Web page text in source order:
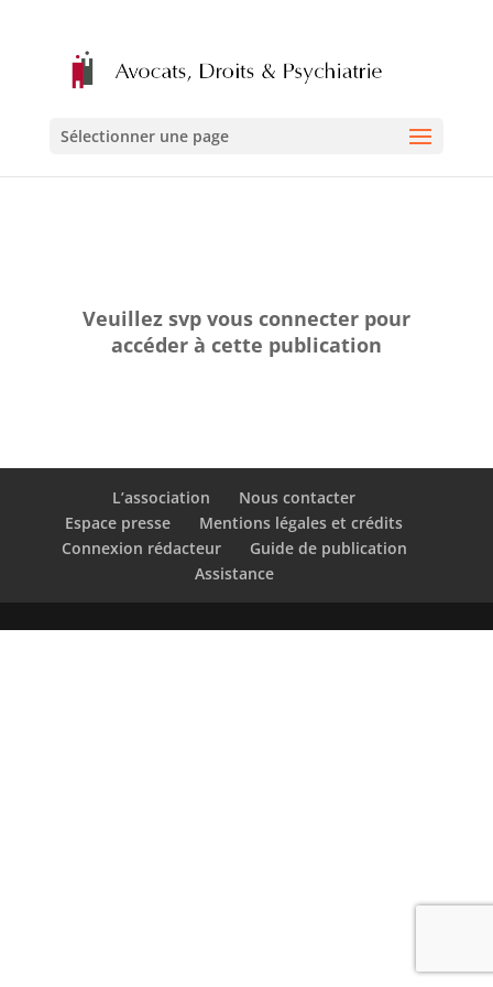
Sélectionner une page
Veuillez svp vous connecter pour
accéder à cette publication
L’association
Nous contacter
Espace presse
Mentions légales et crédits
Connexion rédacteur
Guide de publication
Assistance